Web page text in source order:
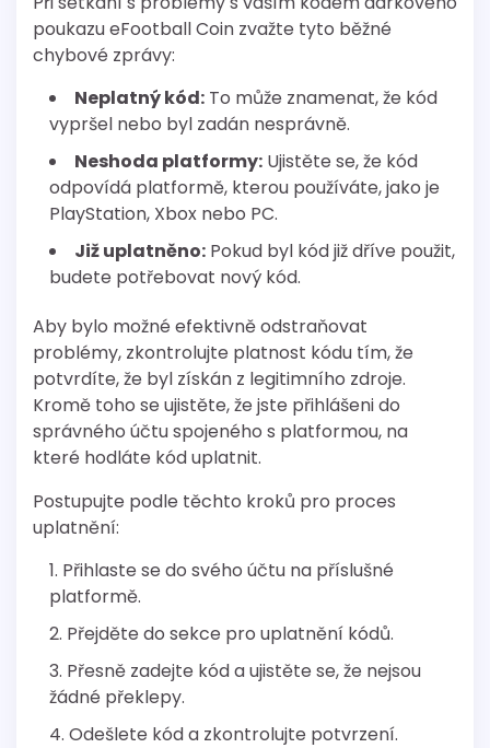
poukazu eFootball Coin zvažte tyto běžné
chybové zprávy:
Neplatný kód: To může znamenat, že kód
vypršel nebo byl zadán nesprávně.
Neshoda platformy: Ujistěte se, že kód
odpovídá platformě, kterou používáte, jako je
PlayStation, Xbox nebo PC.
Již uplatněno: Pokud byl kód již dříve použit,
budete potřebovat nový kód.
Aby bylo možné efektivně odstraňovat
problémy, zkontrolujte platnost kódu tím, že
potvrdíte, že byl získán z legitimního zdroje.
Kromě toho se ujistěte, že jste přihlášeni do
správného účtu spojeného s platformou, na
které hodláte kód uplatnit.
Postupujte podle těchto kroků pro proces
uplatnění:
Přihlaste se do svého účtu na příslušné
platformě.
Přejděte do sekce pro uplatnění kódů.
Přesně zadejte kód a ujistěte se, že nejsou
žádné překlepy.
Odešlete kód a zkontrolujte potvrzení.